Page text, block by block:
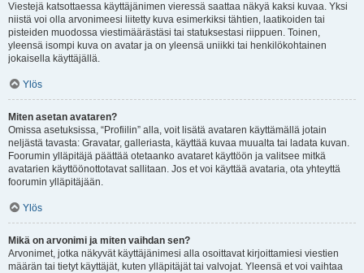
Viestejä katsottaessa käyttäjänimen vieressä saattaa näkyä kaksi kuvaa. Yksi
niistä voi olla arvonimeesi liitetty kuva esimerkiksi tähtien, laatikoiden tai
pisteiden muodossa viestimäärästäsi tai statuksestasi riippuen. Toinen,
yleensä isompi kuva on avatar ja on yleensä uniikki tai henkilökohtainen
jokaisella käyttäjällä.
Ylös
Miten asetan avataren?
Omissa asetuksissa, “Profiilin” alla, voit lisätä avataren käyttämällä jotain
neljästä tavasta: Gravatar, galleriasta, käyttää kuvaa muualta tai ladata kuvan.
Foorumin ylläpitäjä päättää otetaanko avataret käyttöön ja valitsee mitkä
avatarien käyttöönottotavat sallitaan. Jos et voi käyttää avataria, ota yhteyttä
foorumin ylläpitäjään.
Ylös
Mikä on arvonimi ja miten vaihdan sen?
Arvonimet, jotka näkyvät käyttäjänimesi alla osoittavat kirjoittamiesi viestien
määrän tai tietyt käyttäjät, kuten ylläpitäjät tai valvojat. Yleensä et voi vaihtaa